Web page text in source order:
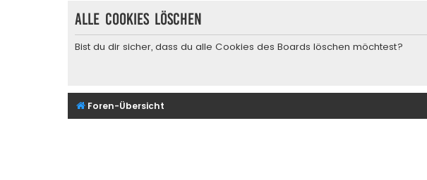
Alle Cookies löschen
Bist du dir sicher, dass du alle Cookies des Boards löschen möchtest?
Foren-Übersicht